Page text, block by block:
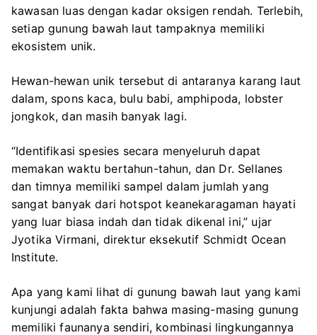
kawasan luas dengan kadar oksigen rendah. Terlebih,
setiap gunung bawah laut tampaknya memiliki
ekosistem unik.
Hewan-hewan unik tersebut di antaranya karang laut
dalam, spons kaca, bulu babi, amphipoda, lobster
jongkok, dan masih banyak lagi.
“Identifikasi spesies secara menyeluruh dapat
memakan waktu bertahun-tahun, dan Dr. Sellanes
dan timnya memiliki sampel dalam jumlah yang
sangat banyak dari hotspot keanekaragaman hayati
yang luar biasa indah dan tidak dikenal ini,” ujar
Jyotika Virmani, direktur eksekutif Schmidt Ocean
Institute.
Apa yang kami lihat di gunung bawah laut yang kami
kunjungi adalah fakta bahwa masing-masing gunung
memiliki faunanya sendiri, kombinasi lingkungannya